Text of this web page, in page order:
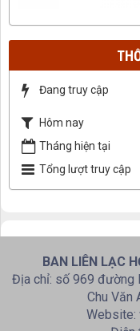
Đang truy cập
Hôm nay
Tháng hiện tại
Tổng lượt truy cập
BAN LIÊN LẠC
Địa chỉ: số 969 đường
Chu Văn
Website: